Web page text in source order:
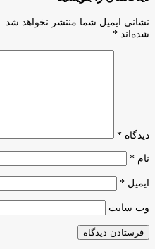
نشانی ایمیل شما منتشر نخواهد شد.
شده‌اند *
دیدگاه *
نام *
ایمیل *
وب‌ سایت